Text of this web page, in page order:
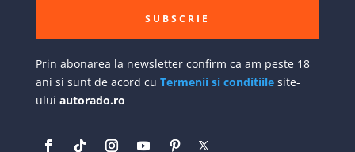
SUBSCRIE
Prin abonarea la newsletter confirm ca am peste 18
ani si sunt de acord cu Termenii si conditiilesite-
ului autorado.ro